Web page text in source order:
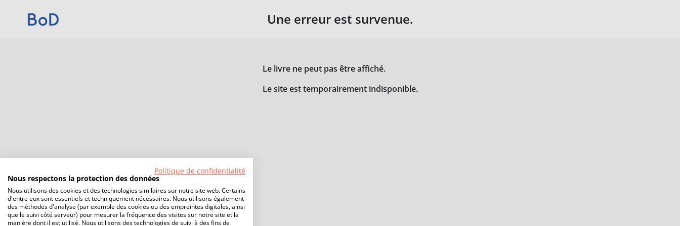
Une erreur est survenue.
Le livre ne peut pas être affiché.
Le site est temporairement indisponible.
Politique de confidentialité
Nous respectons la protection des données
Nous utilisons des cookies et des technologies similaires sur notre site web. Certains
d'entre eux sont essentiels et techniquement nécessaires. Nous utilisons également
des méthodes d'analyse (par exemple des cookies ou des empreintes digitales, ainsi
que le suivi côté serveur) pour mesurer la fréquence des visites sur notre site et la
manière dont il est utilisé. Nous utilisons des technologies de suivi à des fins de